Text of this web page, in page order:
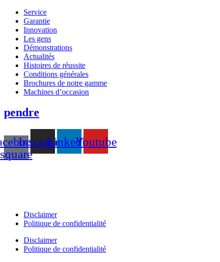
Service
Garantie
Innovation
Les gens
Démonstrations
Actualités
Histoires de réussite
Conditions générales
Brochures de notre gamme
Machines d’occasion
pendre
square
InstagramLinkedinYoutube
Disclaimer
Politique de confidentialité
Disclaimer
Politique de confidentialité